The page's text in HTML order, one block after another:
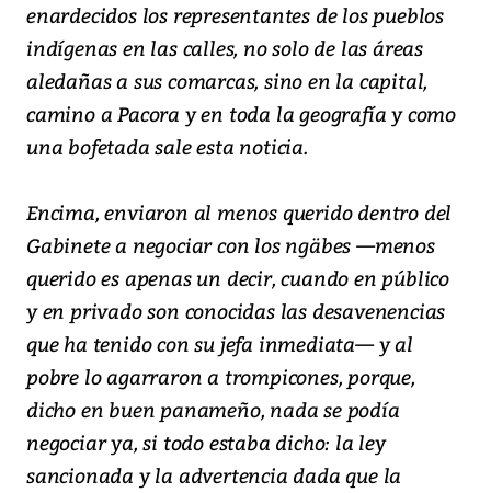
enardecidos los representantes de los pueblos
indígenas en las calles, no solo de las áreas
aledañas a sus comarcas, sino en la capital,
camino a Pacora y en toda la geografía y como
una bofetada sale esta noticia.
Encima, enviaron al menos querido dentro del
Gabinete a negociar con los ngäbes —menos
querido es apenas un decir, cuando en público
y en privado son conocidas las desavenencias
que ha tenido con su jefa inmediata— y al
pobre lo agarraron a trompicones, porque,
dicho en buen panameño, nada se podía
negociar ya, si todo estaba dicho: la ley
sancionada y la advertencia dada que la